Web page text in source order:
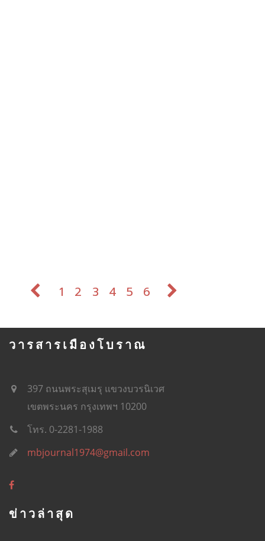
1 2 3 4 5 6
วารสารเมืองโบราณ
397 ถนนพระสุเมรุ แขวงบวรนิเวศ
เขตพระนคร กรุงเทพฯ 10200
โทร. 0-2281-1988
mbjournal1974@gmail.com
ข่าวล่าสุด